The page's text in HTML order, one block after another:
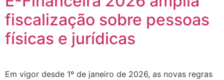
fiscalização sobre pessoas
físicas e jurídicas
Em vigor desde 1º de janeiro de 2026, as novas regras